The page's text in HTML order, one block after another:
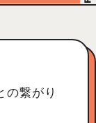
の繋がり